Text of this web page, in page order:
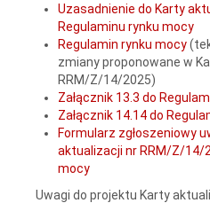
Uzasadnienie do Karty
Regulaminu rynku mocy
Regulamin rynku mocy
zmiany proponowane w
RRM/Z/14/2025)
Załącznik 13.3 do
Załącznik 14.14 do
Formularz zgłoszeniowy
aktualizacji nr RRM/Z/14/
mocy
Uwagi do projektu Karty